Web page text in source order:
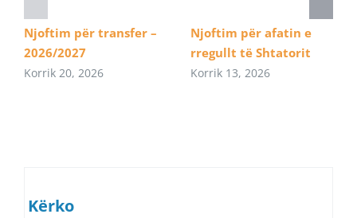
Njoftim për transfer –
2026/2027
Korrik 20, 2026
Njoftim për afatin e
rregullt të Shtatorit
Korrik 13, 2026
Kërko